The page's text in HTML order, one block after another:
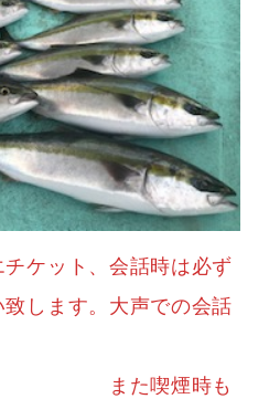
ケット、会話時は必ず
します。大声での会話
喫煙時も